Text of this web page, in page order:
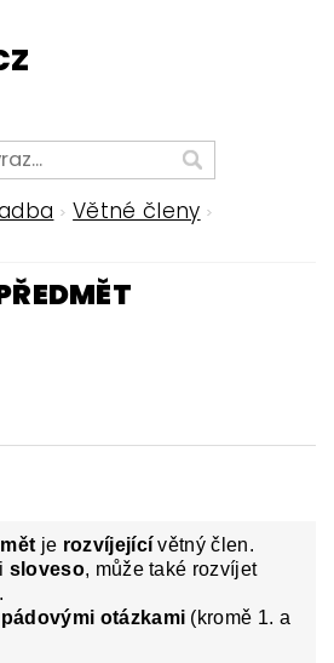
Větné členy
je rozvíjející větný člen.
sloveso, může také rozvíjet
.
pádovými otázkami (kromě 1. a